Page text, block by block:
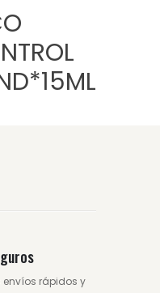
envíos rápidos y